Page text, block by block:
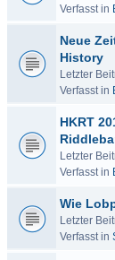
Verfasst in
Neue
History
Letzter
Verfasst in
HKRT
Letzter
Verfasst in
Wie
Letzter
Verfasst in